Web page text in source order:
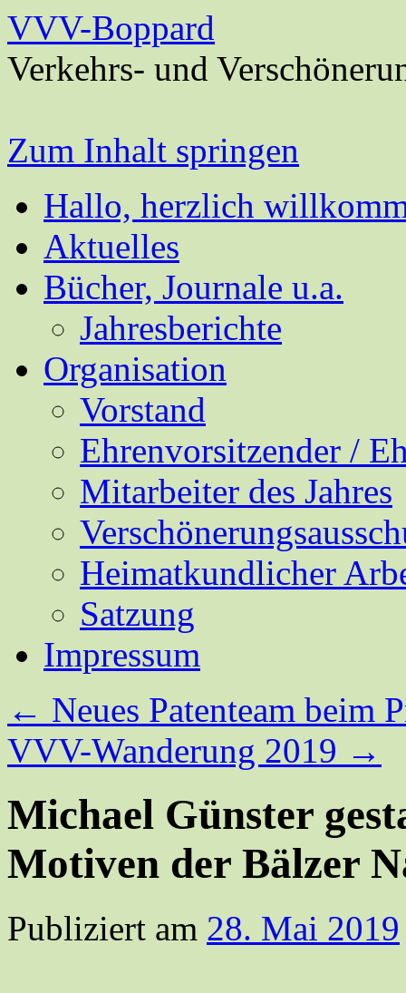
VVV-Boppard
Verkehrs- und
Zum Inhalt springen
Hallo, herzlich
Aktuelles
Bücher, Journale u.a.
Jahresberichte
Organisation
Vorstand
Ehrenvorsitzender /
Mitarbeiter des Jahres
Heimatkundlicher
Satzung
Impressum
← Neues Patenteam beim
VVV-Wanderung 2019 →
Michael Günster
Motiven der Bälzer
Publiziert am 28. Mai 2019